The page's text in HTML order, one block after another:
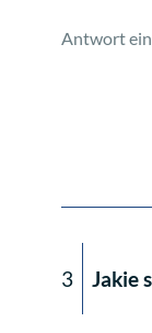
3 Jakie